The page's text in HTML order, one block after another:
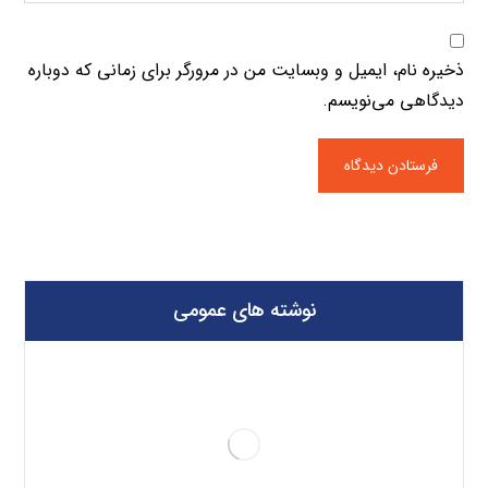
ذخیره نام، ایمیل و وبسایت من در مرورگر برای زمانی که دوباره
دیدگاهی می‌نویسم.
نوشته های عمومی